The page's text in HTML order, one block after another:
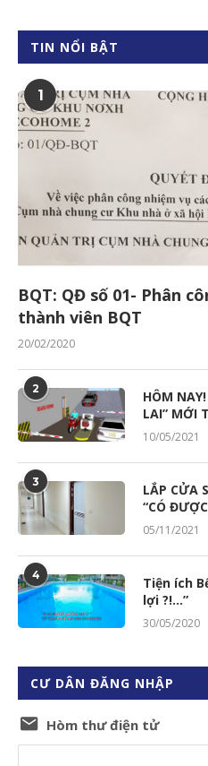
TIN NỔI BẬT
1
BQT: QĐ số 01- Phân
thành viên BQT
20/02/2020
2
HÔM
LAI” MỚI
10/05/2021
3
LẮP CỬA
“CÓ
05/11/2021
4
Tiện ích
lợi ?!…”
30/05/2020
CƯ DÂN ĐĂNG NHẬP
Hòm thư điện tử